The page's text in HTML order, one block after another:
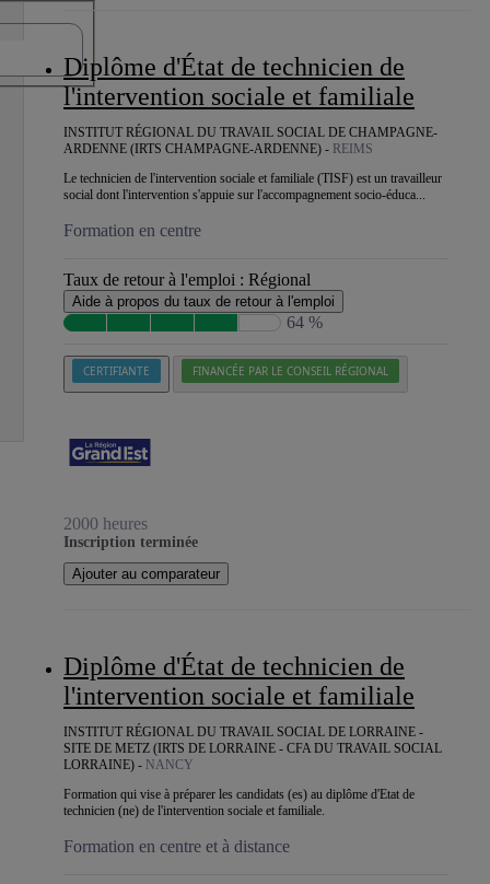
Diplôme d'État de technicien de
l'intervention sociale et familiale
INSTITUT RÉGIONAL DU TRAVAIL SOCIAL DE CHAMPAGNE-
ARDENNE (IRTS CHAMPAGNE-ARDENNE) - REIMS
Le technicien de l'intervention sociale et familiale (TISF) est un travailleur
social dont l'intervention s'appuie sur l'accompagnement socio-éduca...
Formation en centre
Taux de retour à l'emploi : Régional
Aide à propos du taux de retour à l'emploi
64 %
CERTIFIANTE FINANCÉE PAR LE CONSEIL RÉGIONAL
2000 heures
Inscription terminée
Ajouter au comparateur
Diplôme d'État de technicien de
l'intervention sociale et familiale
INSTITUT RÉGIONAL DU TRAVAIL SOCIAL DE LORRAINE -
SITE DE METZ (IRTS DE LORRAINE - CFA DU TRAVAIL SOCIAL
LORRAINE) - NANCY
Formation qui vise à préparer les candidats (es) au diplôme d'Etat de
technicien (ne) de l'intervention sociale et familiale.
Formation en centre et à distance